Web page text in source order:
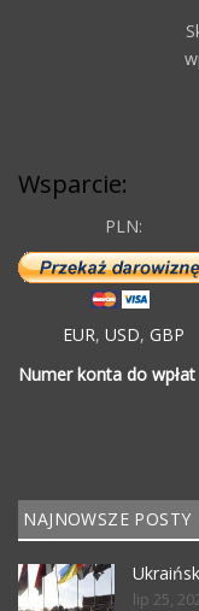
Wsparcie:
PLN:
EUR, USD, GBP
Numer konta do
NAJNOWSZE POSTY
lip 25,